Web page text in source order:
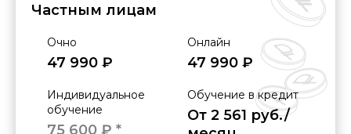
Частным лицам
Очно
47 990 ₽
Онлайн
47 990 ₽
Индивидуальное
обучение
75 600 ₽ *
Обучение в кредит
От 2 561 руб./